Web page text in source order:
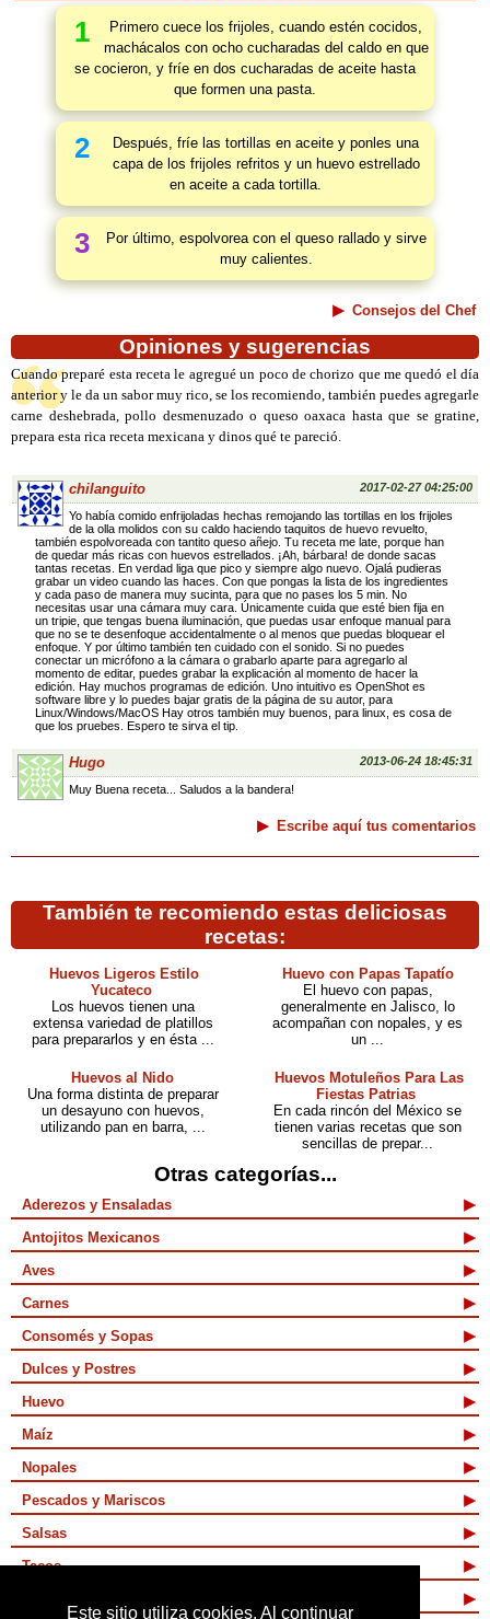
Este sitio utiliza cookies. Al continuar
1
Primero cuece los frijoles, cuando estén cocidos,
machácalos con ocho cucharadas del caldo en que
se cocieron, y fríe en dos cucharadas de aceite hasta
que formen una pasta.
2
Después, fríe las tortillas en aceite y ponles una
capa de los frijoles refritos y un huevo estrellado
en aceite a cada tortilla.
3
Por último, espolvorea con el queso rallado y sirve
muy calientes.
Consejos del Chef
Opiniones y sugerencias
Cuando preparé esta receta le agregué un poco de chorizo que me quedó el día
anterior y le da un sabor muy rico, se los recomiendo, también puedes agregarle
carne deshebrada, pollo desmenuzado o queso oaxaca hasta que se gratine,
prepara esta rica receta mexicana y dinos qué te pareció.
chilanguito 2017-02-27 04:25:00
Yo había comido enfrijoladas hechas remojando las tortillas en los frijoles
de la olla molidos con su caldo haciendo taquitos de huevo revuelto,
también espolvoreada con tantito queso añejo. Tu receta me late, porque han
de quedar más ricas con huevos estrellados. ¡Ah, bárbara! de donde sacas
tantas recetas. En verdad liga que pico y siempre algo nuevo. Ojalá pudieras
grabar un video cuando las haces. Con que pongas la lista de los ingredientes
y cada paso de manera muy sucinta, para que no pases los 5 min. No
necesitas usar una cámara muy cara. Únicamente cuida que esté bien fija en
un tripie, que tengas buena iluminación, que puedas usar enfoque manual para
que no se te desenfoque accidentalmente o al menos que puedas bloquear el
enfoque. Y por último también ten cuidado con el sonido. Si no puedes
conectar un micrófono a la cámara o grabarlo aparte para agregarlo al
momento de editar, puedes grabar la explicación al momento de hacer la
edición. Hay muchos programas de edición. Uno intuitivo es OpenShot es
software libre y lo puedes bajar gratis de la página de su autor, para
Linux/Windows/MacOS Hay otros también muy buenos, para linux, es cosa de
que los pruebes. Espero te sirva el tip.
Hugo 2013-06-24 18:45:31
Muy Buena receta... Saludos a la bandera!
Escribe aquí tus comentarios
También te recomiendo estas deliciosas
recetas:
Huevos Ligeros Estilo
Yucateco
Los huevos tienen una
extensa variedad de platillos
para prepararlos y en ésta ...
Huevo con Papas Tapatío
El huevo con papas,
generalmente en Jalisco, lo
acompañan con nopales, y es
un ...
Huevos al Nido
Una forma distinta de preparar
un desayuno con huevos,
utilizando pan en barra, ...
Huevos Motuleños Para Las
Fiestas Patrias
En cada rincón del México se
tienen varias recetas que son
sencillas de prepar...
Otras categorías...
Aderezos y Ensaladas
Antojitos Mexicanos
Aves
Carnes
Consomés y Sopas
Dulces y Postres
Huevo
Maíz
Nopales
Pescados y Mariscos
Salsas
Tacos